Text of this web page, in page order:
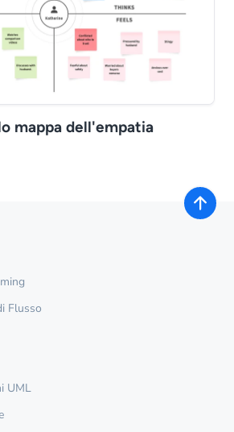
mappa dell'empatia
Flusso
UML